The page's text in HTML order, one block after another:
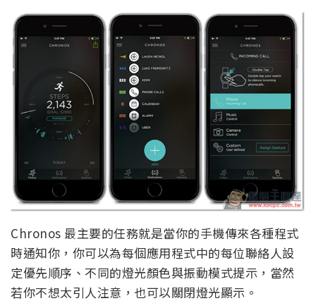
Chronos 最主要的任務就是當你的手機傳來各種程式
時通知你，你可以為每個應用程式中的每位聯絡人設
定優先順序、不同的燈光顏色與振動模式提示，當然
若你不想太引人注意，也可以關閉燈光顯示。